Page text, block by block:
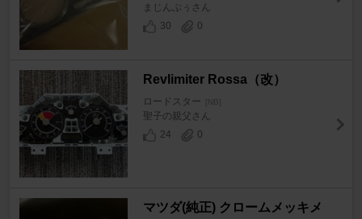
まじんぶぅさん
30
0
Revlimiter Rossa（改）
ロードスター [NB]
聖子の親父さん
24
0
マツダ(純正) クロームメッキメ